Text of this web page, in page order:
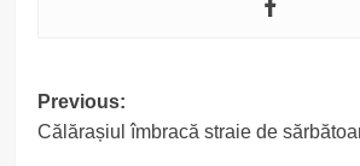
Post
navigation
Previous:
Călărașiul îmbracă straie de